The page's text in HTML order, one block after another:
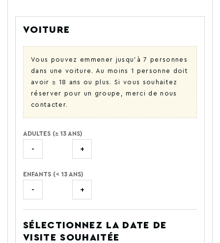
VOITURE
Vous pouvez emmener jusqu'à 7 personnes
dans une voiture. Au moins 1 personne doit
avoir ≥ 18 ans ou plus. Si vous souhaitez
réserver pour un groupe, merci de nous
contacter.
ADULTES (≥ 13 ANS)
- +
ENFANTS (< 13 ANS)
- +
SÉLECTIONNEZ LA DATE DE
VISITE SOUHAITÉE